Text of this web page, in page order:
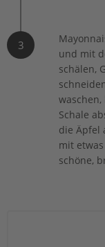
3
und mit
schälen,
Schale
die Äpfel
mit
schöne,